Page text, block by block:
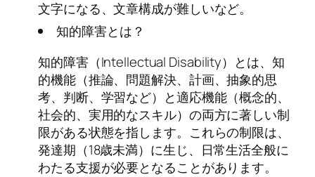
文字になる、文章構成が難しいなど。
知的障害とは？
知的障害（Intellectual Disability）とは、知
的機能（推論、問題解決、計画、抽象的思
考、判断、学習など）と適応機能（概念的、
社会的、実用的なスキル）の両方に著しい制
限がある状態を指します。これらの制限は、
発達期（18歳未満）に生じ、日常生活全般に
わたる支援が必要となることがあります。